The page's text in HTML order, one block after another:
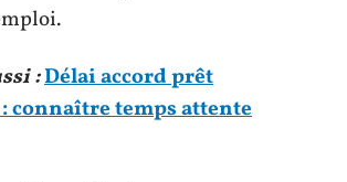
:Délai accord prêt
connaître temps attente